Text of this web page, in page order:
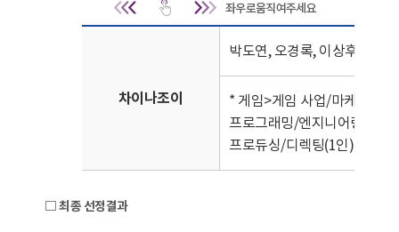
구성방법 및 구성
차이나조이
박도연, 오경록, 이상후, 이재
* 게임>게임 사업/마케팅/퍼
프로그래밍/엔지니어링(1인
프로듀싱/디렉팅(1인)
□ 최종 선정결과